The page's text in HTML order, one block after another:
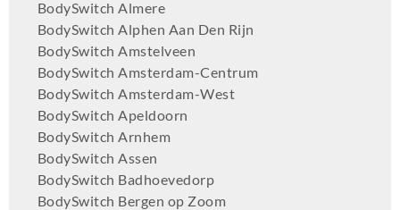
BodySwitch Almere
BodySwitch Alphen Aan Den Rijn
BodySwitch Amstelveen
BodySwitch Amsterdam-Centrum
BodySwitch Amsterdam-West
BodySwitch Apeldoorn
BodySwitch Arnhem
BodySwitch Assen
BodySwitch Badhoevedorp
BodySwitch Bergen op Zoom